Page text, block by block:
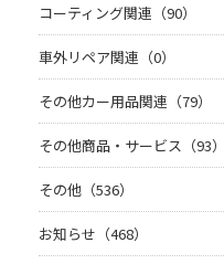
コーティング関連（90）
車外リペア関連（0）
その他カー用品関連（79）
その他商品・サービス（93）
その他（536）
お知らせ（468）